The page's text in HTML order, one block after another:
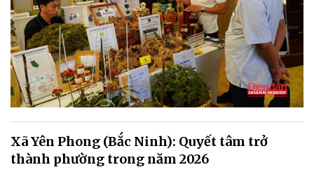
Xã Yên Phong (Bắc Ninh): Quyết tâm trở
thành phường trong năm 2026